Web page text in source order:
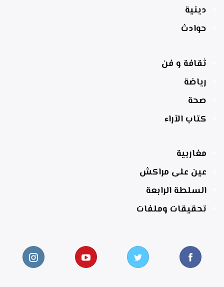
دينية
حوادث
ثقافة و فن
رياضة
صحة
كتاب الآراء
مغاربية
عين على مراكش
السلطة الرابعة
تحقيقات وملفات